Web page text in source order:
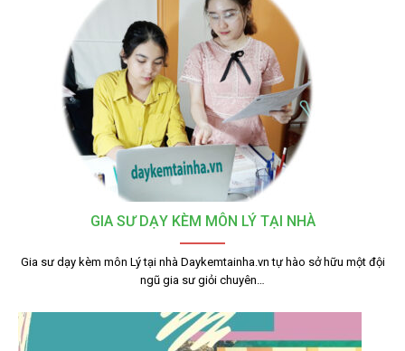
GIA SƯ DẠY KÈM MÔN LÝ TẠI NHÀ
Gia sư dạy kèm môn Lý tại nhà Daykemtainha.vn tự hào sở hữu một đội
ngũ gia sư giỏi chuyên…